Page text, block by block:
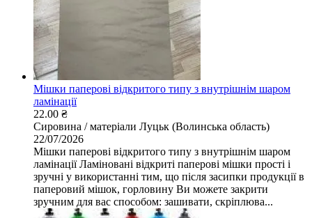
Мішки паперові відкритого типу з внутрішнім шаром
ламінації
22.00 ₴
Сировина / матеріали Луцьк (Волинська область)
22/07/2026
Мішки паперові відкритого типу з внутрішнім шаром
ламінації Ламіновані відкриті паперові мішки прості і
зручні у використанні тим, що після засипки продукції в
паперовий мішок, горловину Ви можете закрити
зручним для вас способом: зашивати, скріплюва...